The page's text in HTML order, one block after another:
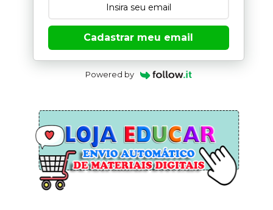
Cadastrar meu email
Powered by